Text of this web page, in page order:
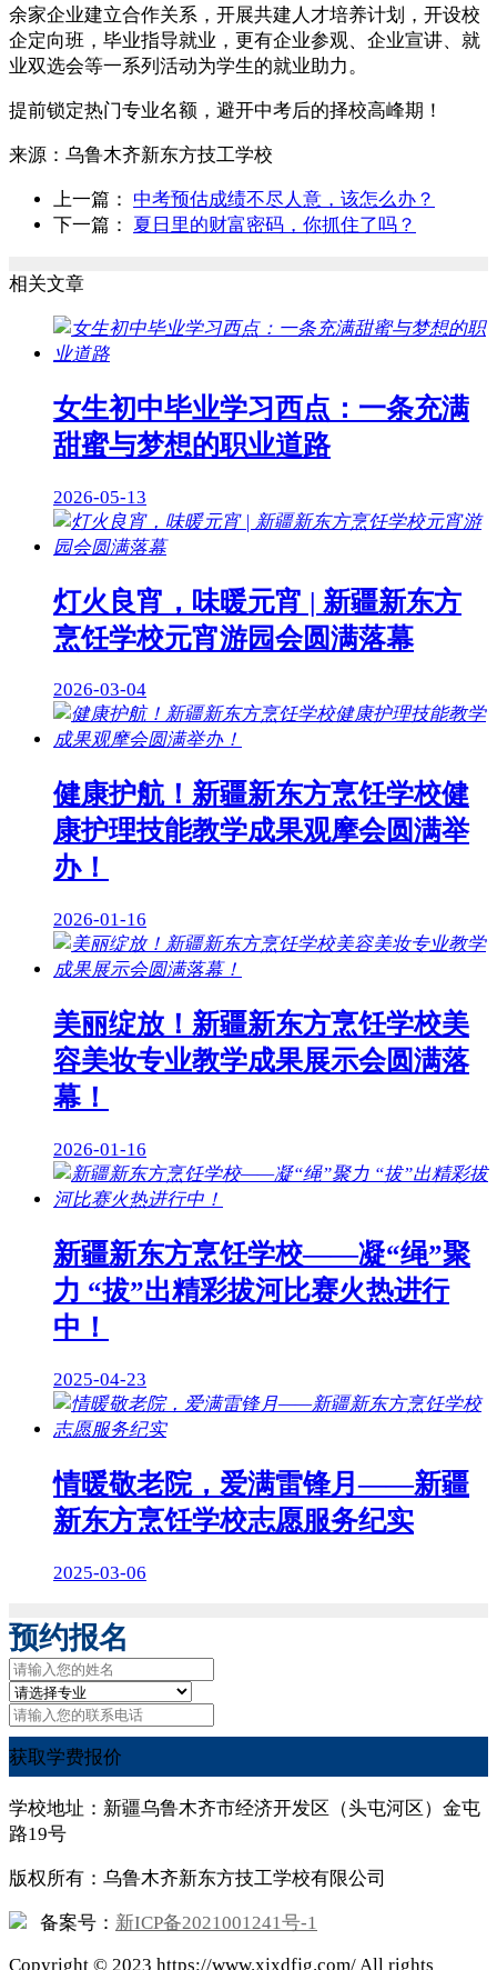
余家企业建立合作关系，开展共建人才培养计划，开设校
企定向班，毕业指导就业，更有企业参观、企业宣讲、就
业双选会等一系列活动为学生的就业助力。
提前锁定热门专业名额，避开中考后的择校高峰期！
来源： 乌鲁木齐新东方技工学校
上一篇： 中考预估成绩不尽人意，该怎么办？
下一篇： 夏日里的财富密码，你抓住了吗？
相关文章
女生初中毕业学习西点：一条充满
甜蜜与梦想的职业道路
2026-05-13
灯火良宵，味暖元宵 | 新疆新东方
烹饪学校元宵游园会圆满落幕
2026-03-04
健康护航！新疆新东方烹饪学校健
康护理技能教学成果观摩会圆满举
办！
2026-01-16
美丽绽放！新疆新东方烹饪学校美
容美妆专业教学成果展示会圆满落
幕！
2026-01-16
新疆新东方烹饪学校——凝“绳”聚
力 “拔”出精彩拔河比赛火热进行
中！
2025-04-23
情暖敬老院，爱满雷锋月——新疆
新东方烹饪学校志愿服务纪实
2025-03-06
预约报名
获取学费报价
学校地址：新疆乌鲁木齐市经济开发区（头屯河区）金屯
路19号
版权所有：乌鲁木齐新东方技工学校有限公司
备案号： 新ICP备2021001241号-1
Copyright © 2023 https://www.xjxdfjg.com/ All rights